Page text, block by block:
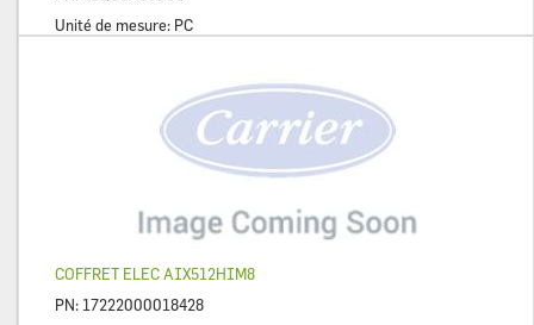
Unité de mesure: PC
COFFRET ELEC AIX512HIM8
PN: 17222000018428